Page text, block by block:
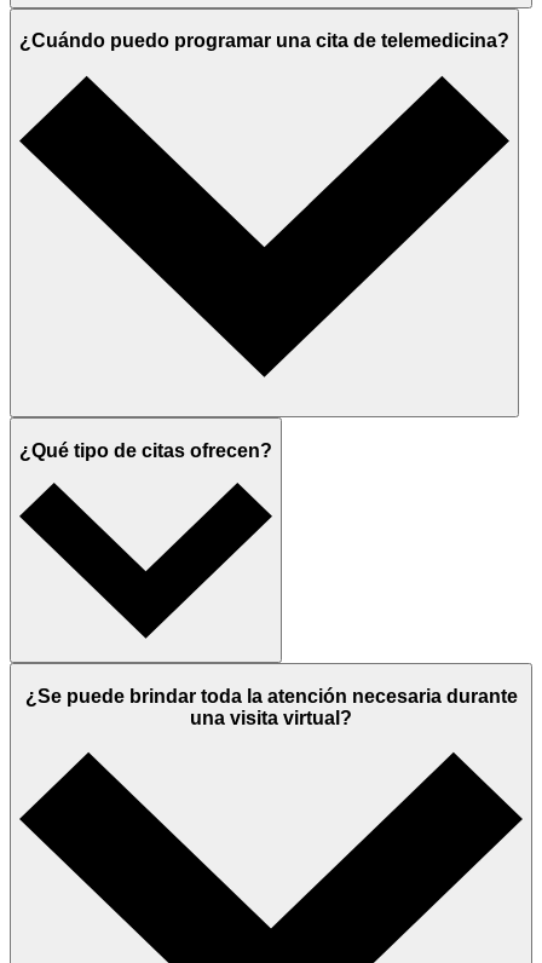
¿Cuándo puedo programar una cita de telemedicina?
¿Qué tipo de citas ofrecen?
¿Se puede brindar toda la atención necesaria durante
una visita virtual?